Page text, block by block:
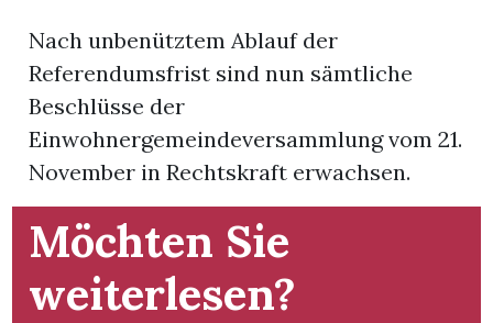
Stellen
E-
Newsletter
App
Nach unbenütztem Ablauf der
Referendumsfrist sind nun sämtliche
Beschlüsse der
Einwohnergemeindeversammlung vom 21.
November in Rechtskraft erwachsen.
Möchten Sie
weiterlesen?